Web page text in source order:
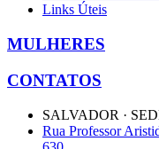
Links Úteis
MULHERES
CONTATOS
SALVADOR ·
Rua Professor